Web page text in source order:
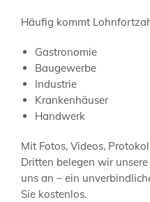
Häufig kommt
Gastronomie
Baugewerbe
Industrie
Krankenhäuser
Handwerk
Mit Fotos, Videos,
Dritten belegen wir
uns an – ein
Sie kostenlos.